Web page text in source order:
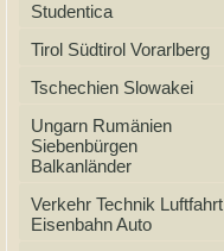
Studentica
Tirol Südtirol Vorarlberg
Tschechien Slowakei
Ungarn Rumänien
Siebenbürgen
Balkanländer
Verkehr Technik Luftfahrt
Eisenbahn Auto